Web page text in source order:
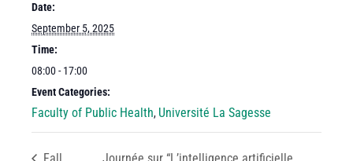
Date:
September 5, 2025
Time:
08:00 - 17:00
Event Categories:
Faculty of Public Health, Université La Sagesse